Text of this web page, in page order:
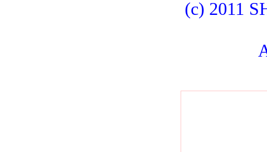
(c) 2011